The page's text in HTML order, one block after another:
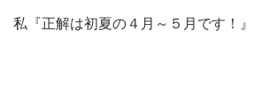
私『正解は初夏の４月～５月です！』